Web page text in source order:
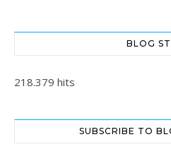
BLOG
218.379 hits
SUBSCRIBE TO